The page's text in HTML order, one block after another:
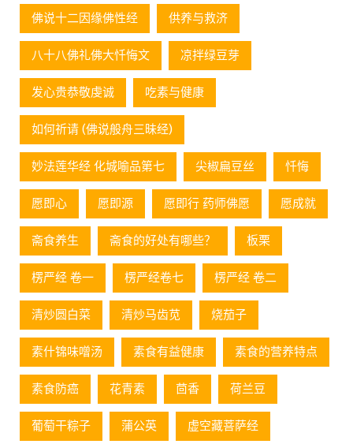
佛说十二因缘佛性经 供养与救济
八十八佛礼佛大忏悔文 凉拌绿豆芽
发心贵恭敬虔诚 吃素与健康
如何祈请 (佛说般舟三昧经)
妙法莲华经 化城喻品第七 尖椒扁豆丝 忏悔
愿即心 愿即源 愿即行 药师佛愿 愿成就
斋食养生 斋食的好处有哪些？ 板栗
楞严经 卷一 楞严经卷七 楞严经 卷二
清炒圆白菜 清炒马齿苋 烧茄子
素什锦味噌汤 素食有益健康 素食的营养特点
素食防癌 花青素 茴香 荷兰豆
葡萄⼲粽⼦ 蒲公英 虚空藏菩萨经